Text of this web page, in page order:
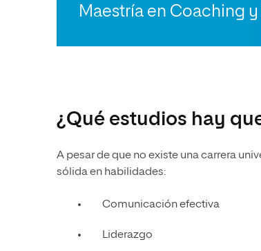
Maestría en Coaching
¿Qué estudios hay
A pesar de que no existe una carrera
sólida en habilidades:
Comunicación efectiva
Liderazgo